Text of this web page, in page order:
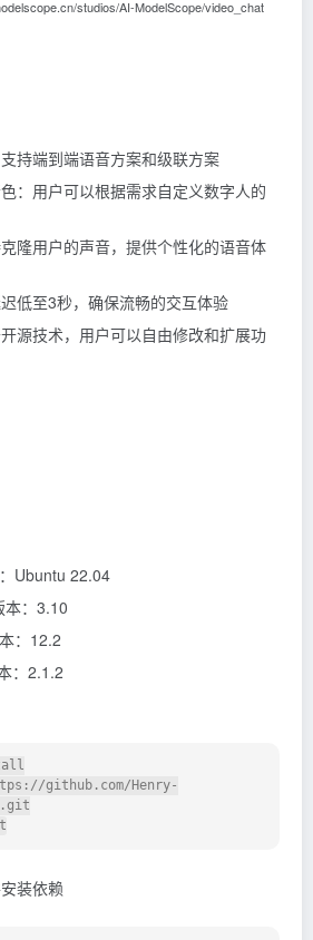
studios/AI-ModelScope/video_chat
持端到端语音方案和级联方案
：用户可以根据需求自定义数字人的
隆用户的声音，提供个性化的语音体
低至3秒，确保流畅的交互体验
源技术，用户可以自由修改和扩展功
Ubuntu 22.04
本：3.10
：12.2
：2.1.2
github.com/Henry-
装依赖